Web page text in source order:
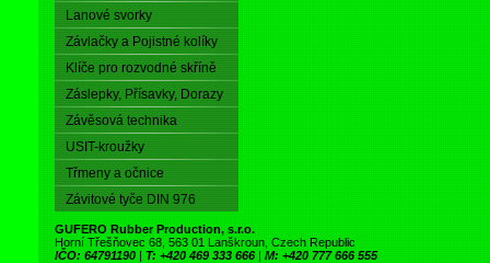
Lanové svorky
Závlačky a Pojistné kolíky
Klíče pro rozvodné skříně
Záslepky, Přísavky, Dorazy
Závěsová technika
USIT-kroužky
Třmeny a očnice
Závitové tyče DIN 976
GUFERO Rubber Production, s.r.o.
Horní Třešňovec 68, 563 01 Lanškroun, Czech Republic
IČO: 64791190 | T: +420 469 333 666 | M: +420 777 666 555